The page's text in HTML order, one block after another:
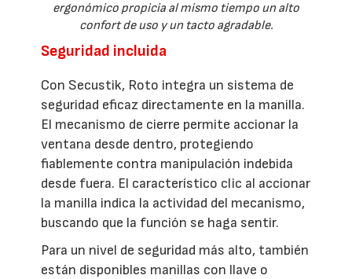
ergonómico propicia al mismo tiempo un alto
confort de uso y un tacto agradable.
Seguridad incluida
Con Secustik, Roto integra un sistema de
seguridad eficaz directamente en la manilla.
El mecanismo de cierre permite accionar la
ventana desde dentro, protegiendo
fiablemente contra manipulación indebida
desde fuera. El característico clic al accionar
la manilla indica la actividad del mecanismo,
buscando que la función se haga sentir.
Para un nivel de seguridad más alto, también
están disponibles manillas con llave o